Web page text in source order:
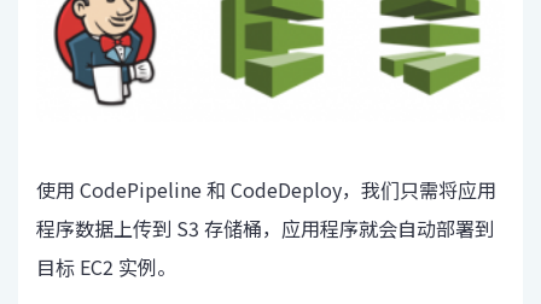
使用 CodePipeline 和 CodeDeploy，我们只需将应用
程序数据上传到 S3 存储桶，应用程序就会自动部署到
目标 EC2 实例。